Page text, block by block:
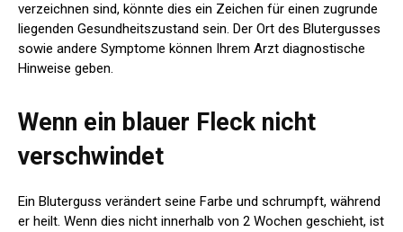
verzeichnen sind, könnte dies ein Zeichen für einen zugrunde
liegenden Gesundheitszustand sein. Der Ort des Blutergusses
sowie andere Symptome können Ihrem Arzt diagnostische
Hinweise geben.
Wenn ein blauer Fleck nicht
verschwindet
Ein Bluterguss verändert seine Farbe und schrumpft, während
er heilt. Wenn dies nicht innerhalb von 2 Wochen geschieht, ist